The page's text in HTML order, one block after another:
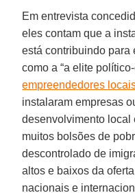
Em entrevista
eles contam que a
está contribuindo para
como a “a elite
empreendedores
instalaram empresas
desenvolvimento local
muitos bolsões de
descontrolado de
altos e baixos da
nacionais e